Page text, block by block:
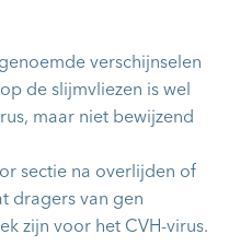
verschijnselen
de slijmvliezen is wel
maar niet bewijzend
sectie na overlijden of
dragers van gen
zijn voor het CVH-virus.